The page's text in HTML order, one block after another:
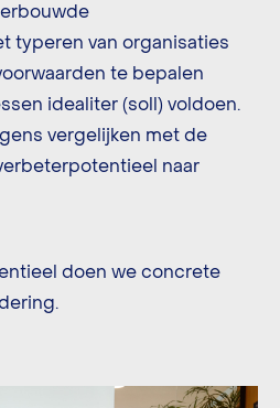
typeren van organisaties
te bepalen
idealiter (soll) voldoen.
vergelijken met de
naar
doen we concrete